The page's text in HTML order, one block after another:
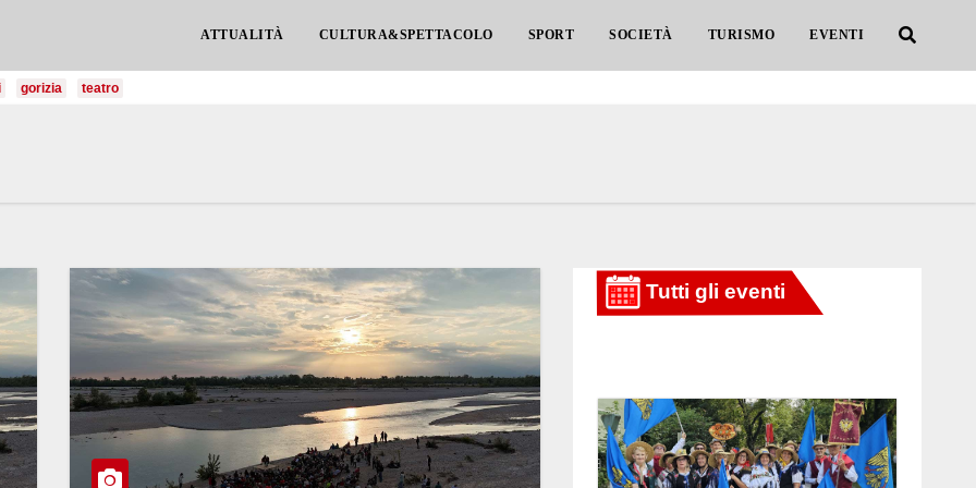
ATTUALITÀ CULTURA&SPETTACOLO SPORT SOCIETÀ TURISMO EVENTI
gorizia teatro